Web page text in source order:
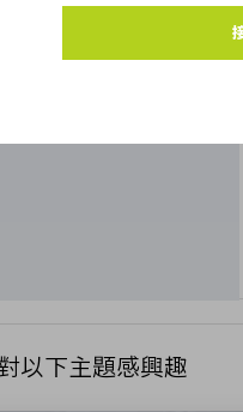
您的
以下主題感興趣